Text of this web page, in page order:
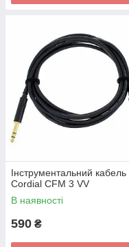
Інструментальний кабель
Cordial CFM 3 VV
В наявності
590 ₴